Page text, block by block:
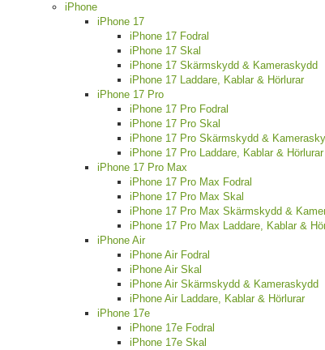
iPhone
iPhone 17
iPhone 17 Fodral
iPhone 17 Skal
iPhone 17 Skärmskydd & Kameraskydd
iPhone 17 Laddare, Kablar & Hörlurar
iPhone 17 Pro
iPhone 17 Pro Fodral
iPhone 17 Pro Skal
iPhone 17 Pro Skärmskydd &
iPhone 17 Pro Laddare, Kablar & Hörlurar
iPhone 17 Pro Max
iPhone 17 Pro Max Fodral
iPhone 17 Pro Max Skal
iPhone 17 Pro Max Skärmskydd &
iPhone 17 Pro Max Laddare, Kablar &
iPhone Air
iPhone Air Fodral
iPhone Air Skal
iPhone Air Skärmskydd & Kameraskydd
iPhone Air Laddare, Kablar & Hörlurar
iPhone 17e
iPhone 17e Fodral
iPhone 17e Skal